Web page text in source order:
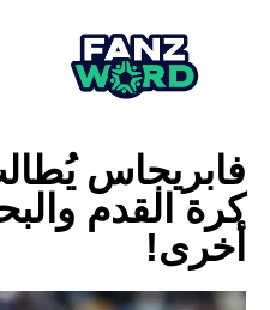
فابريجاس
كرة القدم
أخرى!